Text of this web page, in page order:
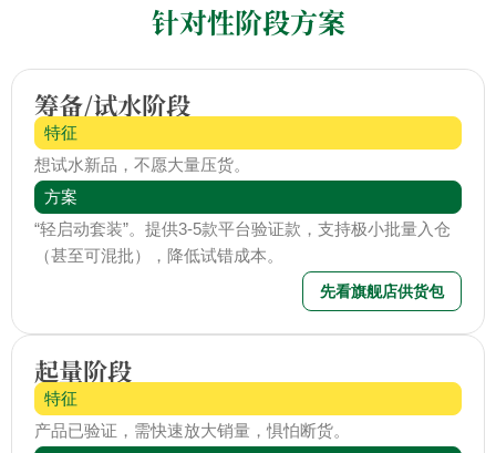
针对性阶段方案
筹备/试水阶段
特征
想试水新品，不愿大量压货。
方案
“轻启动套装”。提供3-5款平台验证款，支持极小批量入仓
（甚至可混批），降低试错成本。
先看旗舰店供货包
起量阶段
特征
产品已验证，需快速放大销量，惧怕断货。